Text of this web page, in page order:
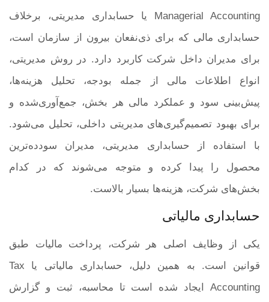
Managerial Accounting یا حسابداری مدیریتی، برخلاف
حسابداری مالی که برای ذی‌نفعان بیرون از سازمان است،
برای مدیران داخل شرکت کاربرد دارد. در روش مدیریتی،
انواع اطلاعات مالی از جمله بودجه، تحلیل هزینه‌ها،
پیش‌بینی سود و عملکرد مالی هر بخش، جمع‌آوری‌شده و
برای بهبود تصمیم‌گیری‌های مدیریتی داخلی، تحلیل می‌شود.
با استفاده از حسابداری مدیریتی، مدیران سودده‌ترین
محصول را پیدا کرده و متوجه می‌شوند که در کدام
بخش‌های شرکت، هزینه‌ها بسیار بالاست.
حسابداری مالیاتی
یکی از وظایف اصلی هر شرکت، پرداخت مالیات طبق
قوانین است. به همین دلیل، حسابداری مالیاتی یا Tax
Accounting ایجاد شده است تا محاسبه، ثبت و گزارش